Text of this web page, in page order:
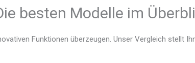
besten Modelle im
Funktionen überzeugen. Unser Vergleich stellt